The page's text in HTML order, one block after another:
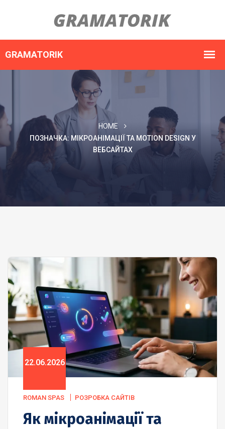
HOME
ПОЗНАЧКА: МІКРОАНІМАЦІЇ ТА MOTION DESIGN У
ВЕБСАЙТАХ
22.06.2026
ROMAN SPAS РОЗРОБКА САЙТІВ
Як мікроанімації та